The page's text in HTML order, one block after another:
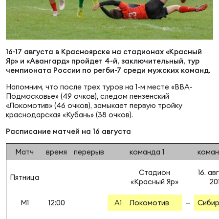
Регионы
Сборные
Антидопинг
Контакты
16-17 августа в Красноярске на стадионах «Красный
Яр» и «Авангард» пройдет 4-й, заключительный, тур
чемпионата России по регби-7 среди мужских команд.
Напомним, что после трех туров на 1-м месте «ВВА-
Подмосковье» (49 очков), следом пензенский
«Локомотив» (46 очков), замыкает первую тройку
краснодарская «Кубань» (38 очков).
Расписание матчей на 16 августа
Матч время перерыв команда 1
Пятница
Стадион
«Красный Яр»
16.
M1 12:00 A1 Локомотив —
ОТПРАВИТЬ